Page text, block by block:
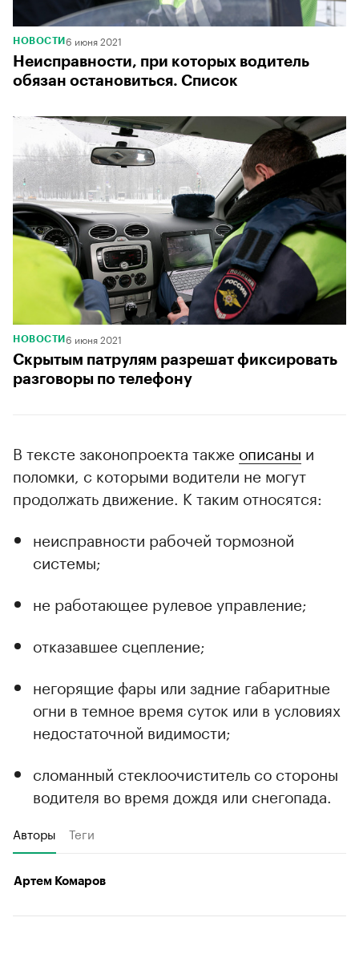
НОВОСТИ 6 июня 2021
Неисправности, при которых водитель
обязан остановиться. Список
НОВОСТИ 6 июня 2021
Скрытым патрулям разрешат фиксировать
разговоры по телефону
В тексте законопроекта также описаны и
поломки, с которыми водители не могут
продолжать движение. К таким относятся:
неисправности рабочей тормозной
системы;
не работающее рулевое управление;
отказавшее сцепление;
негорящие фары или задние габаритные
огни в темное время суток или в условиях
недостаточной видимости;
сломанный стеклоочиститель со стороны
водителя во время дождя или снегопада.
Авторы Теги
Артем Комаров